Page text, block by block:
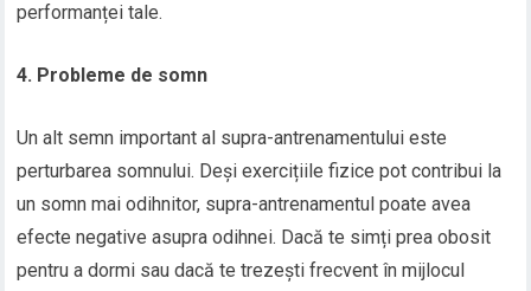
performanței tale.
4. Probleme de somn
Un alt semn important al supra-antrenamentului este
perturbarea somnului. Deși exercițiile fizice pot contribui la
un somn mai odihnitor, supra-antrenamentul poate avea
efecte negative asupra odihnei. Dacă te simți prea obosit
pentru a dormi sau dacă te trezești frecvent în mijlocul